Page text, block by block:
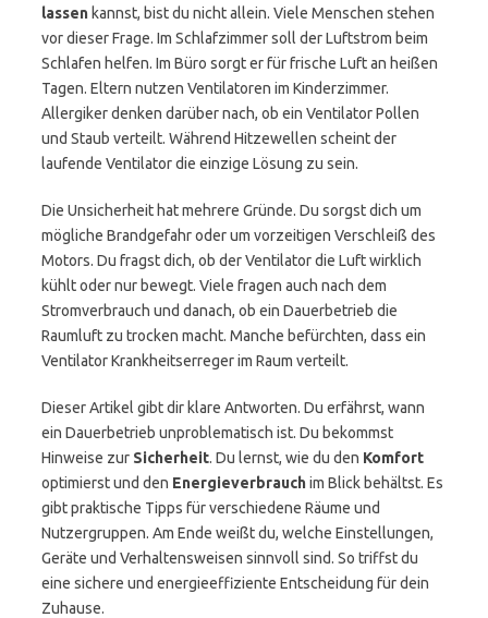
lassen kannst, bist du nicht allein. Viele Menschen stehen
vor dieser Frage. Im Schlafzimmer soll der Luftstrom beim
Schlafen helfen. Im Büro sorgt er für frische Luft an heißen
Tagen. Eltern nutzen Ventilatoren im Kinderzimmer.
Allergiker denken darüber nach, ob ein Ventilator Pollen
und Staub verteilt. Während Hitzewellen scheint der
laufende Ventilator die einzige Lösung zu sein.
Die Unsicherheit hat mehrere Gründe. Du sorgst dich um
mögliche Brandgefahr oder um vorzeitigen Verschleiß des
Motors. Du fragst dich, ob der Ventilator die Luft wirklich
kühlt oder nur bewegt. Viele fragen auch nach dem
Stromverbrauch und danach, ob ein Dauerbetrieb die
Raumluft zu trocken macht. Manche befürchten, dass ein
Ventilator Krankheitserreger im Raum verteilt.
Dieser Artikel gibt dir klare Antworten. Du erfährst, wann
ein Dauerbetrieb unproblematisch ist. Du bekommst
Hinweise zur Sicherheit. Du lernst, wie du den Komfort
optimierst und den Energieverbrauchim Blick behältst. Es
gibt praktische Tipps für verschiedene Räume und
Nutzergruppen. Am Ende weißt du, welche Einstellungen,
Geräte und Verhaltensweisen sinnvoll sind. So triffst du
eine sichere und energieeffiziente Entscheidung für dein
Zuhause.